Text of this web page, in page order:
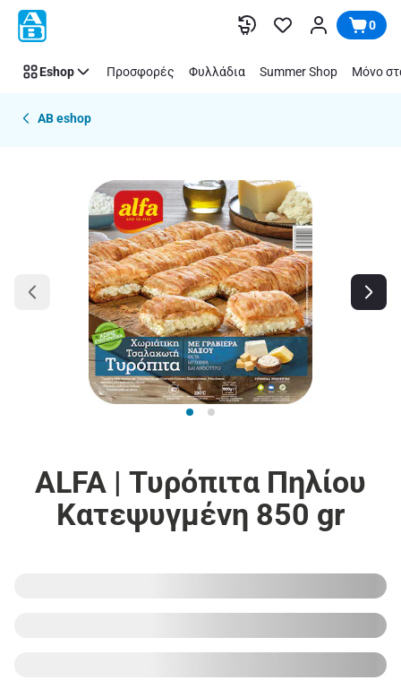
Παράλειψη 0
Eshop Προσφορές Φυλλάδια Summer Shop Μόνο
AB eshop
ALFA | Τυρόπιτα Πηλίου
Κατεψυγμένη 850 gr